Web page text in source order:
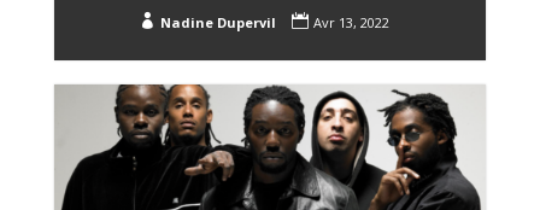
 Nadine Dupervil  Avr 13, 2022